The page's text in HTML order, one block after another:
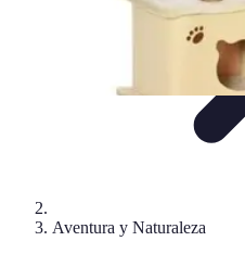
Aventura y Naturaleza